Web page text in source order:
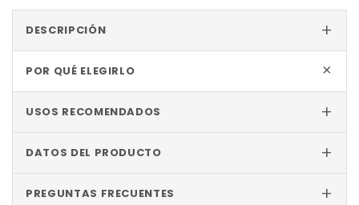
DESCRIPCIÓN +
POR QUÉ ELEGIRLO +
USOS RECOMENDADOS +
DATOS DEL PRODUCTO +
PREGUNTAS FRECUENTES +